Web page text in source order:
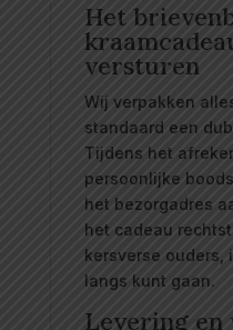
Het
versturen
Wij verpakken
standaard een
Tijdens het
persoonlijke
het bezorgadres
het cadeau
kersverse ouders,
langs kunt gaan.
Levering en